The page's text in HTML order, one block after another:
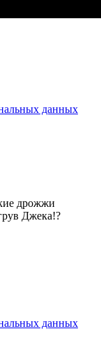
данных
дрожжи
Джека!?
данных